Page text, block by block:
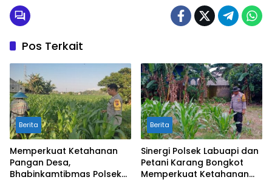
Pos Terkait
Berita
Memperkuat Ketahanan
Pangan Desa,
Bhabinkamtibmas Polsek
Berita
Sinergi Polsek Labuapi dan
Petani Karang Bongkot
Memperkuat Ketahanan